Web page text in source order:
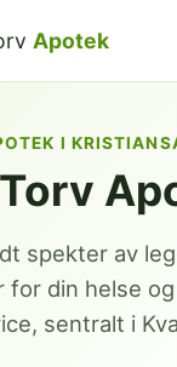
Apotek
I
spekter av
for din helse
sentralt i